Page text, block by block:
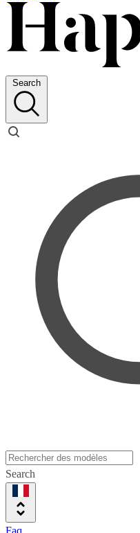
Search
Search
Faq